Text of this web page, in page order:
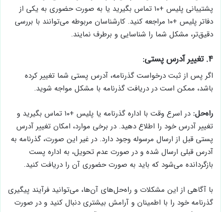
پشتیبانی پلیس +۱۰ تماس بگیرید یا به صورت حضوری به یکی از
دفاتر پلیس +۱۰ مراجعه کنید. کارشناسان مربوطه می‌توانند با بررسی
دقیق‌تر، مشکل شما را شناسایی و برطرف نمایند.
۴. تغییر آدرس پستی:
اگر پس از ثبت درخواست گذرنامه، آدرس پستی شما تغییر کرده
باشد، ممکن است در دریافت گذرنامه با مشکل مواجه شوید.
راه‌حل:
در اسرع وقت با اداره گذرنامه یا پلیس +۱۰ تماس بگیرید و
تغییر آدرس خود را اطلاع دهید. در برخی موارد، امکان تغییر آدرس
پستی قبل از ارسال مرسوله وجود دارد. در غیر این صورت، گذرنامه به
آدرس قبلی ارسال شده و در صورت عدم تحویل، به اداره پست
بازگردانده می‌شود که باید به صورت حضوری آن را دریافت کنید.
با آگاهی از این مشکلات و راه‌حل‌های آن‌ها، می‌توانید فرآیند پیگیری
گذرنامه خود را با اطمینان و آرامش بیشتری دنبال کنید و در صورت